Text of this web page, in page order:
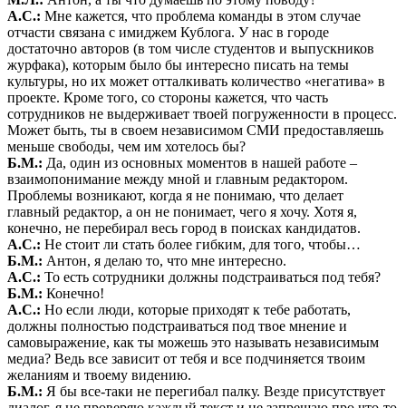
А.С.: Мне кажется, что проблема команды в этом случае
отчасти связана с имиджем Кублога. У нас в городе
достаточно авторов (в том числе студентов и выпускников
журфака), которым было бы интересно писать на темы
культуры, но их может отталкивать количество «негатива» в
проекте. Кроме того, со стороны кажется, что часть
сотрудников не выдерживает твоей погруженности в процесс.
Может быть, ты в своем независимом СМИ предоставляешь
меньше свободы, чем им хотелось бы?
Б.М.: Да, один из основных моментов в нашей работе –
взаимопонимание между мной и главным редактором.
Проблемы возникают, когда я не понимаю, что делает
главный редактор, а он не понимает, чего я хочу. Хотя я,
конечно, не перебирал весь город в поисках кандидатов.
А.С.: Не стоит ли стать более гибким, для того, чтобы…
Б.М.: Антон, я делаю то, что мне интересно.
А.С.: То есть сотрудники должны подстраиваться под тебя?
Б.М.: Конечно!
А.С.: Но если люди, которые приходят к тебе работать,
должны полностью подстраиваться под твое мнение и
самовыражение, как ты можешь это называть независимым
медиа? Ведь все зависит от тебя и все подчиняется твоим
желаниям и твоему видению.
Б.М.: Я бы все-таки не перегибал палку. Везде присутствует